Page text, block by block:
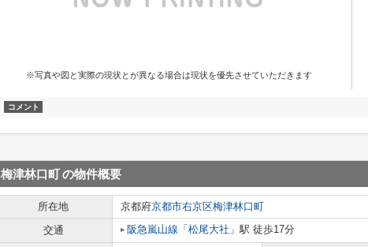
※写真や図と実際の現状とが異なる場合は現状を優先させていただきます
コメント
梅津林口町の物件概要
所在地 京都府京都市右京区梅津林口町
交通
阪急嵐山線 「 松尾大社 」駅 徒歩17分